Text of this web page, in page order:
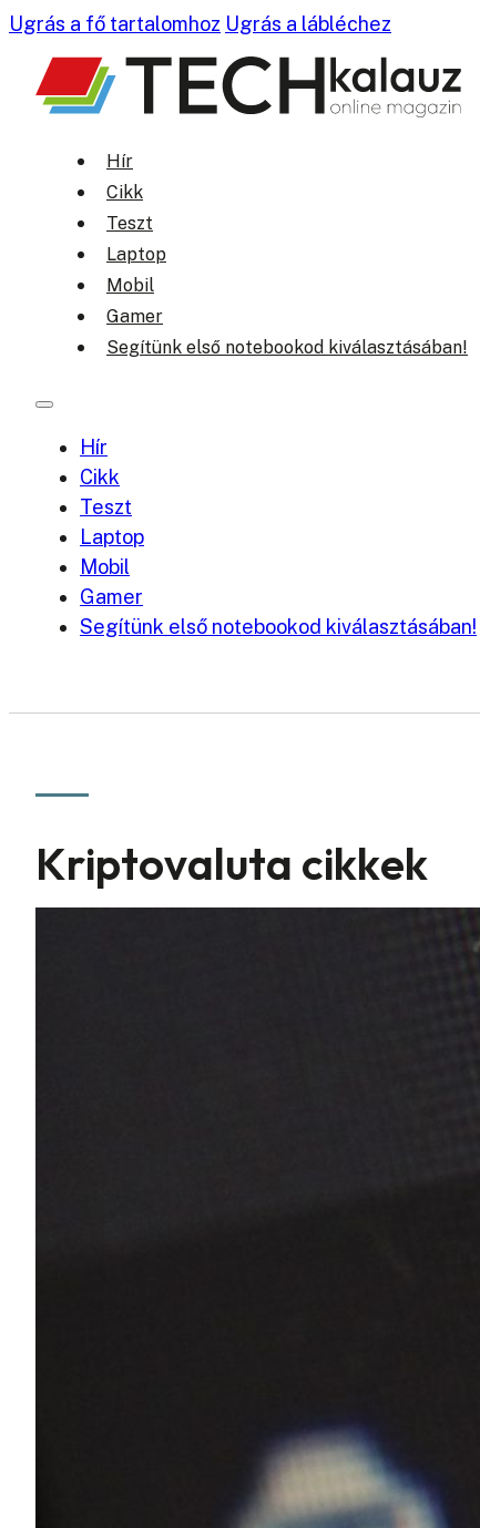
Ugrás a fő tartalomhoz Ugrás a lábléchez
Hír
Cikk
Teszt
Laptop
Mobil
Gamer
Segítünk első notebookod kiválasztásában!
Hír
Cikk
Teszt
Laptop
Mobil
Gamer
Segítünk első notebookod kiválasztásában!
Kriptovaluta cikkek